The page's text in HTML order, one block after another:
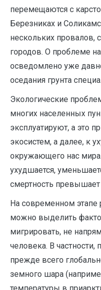
перемещаются с
Березниках и
нескольких провалов,
городов. О проблеме
осведомлено уже
оседания грунта
Экологические
многих населенных
эксплуатируют, а это
экосистем, а далее, к
окружающего нас
ухудшается,
смертность
На современном этапе
можно выделить
мигрировать, не
человека. В
прежде всего
земного шара